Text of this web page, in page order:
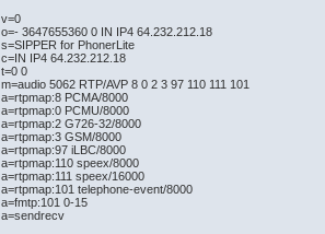
v=0
o=- 3647655360 0 IN IP4 64.232.212.18
s=SIPPER for PhonerLite
c=IN IP4 64.232.212.18
t=0 0
m=audio 5062 RTP/AVP 8 0 2 3 97 110 111 101
a=rtpmap:8 PCMA/8000
a=rtpmap:0 PCMU/8000
a=rtpmap:2 G726-32/8000
a=rtpmap:3 GSM/8000
a=rtpmap:97 iLBC/8000
a=rtpmap:110 speex/8000
a=rtpmap:111 speex/16000
a=rtpmap:101 telephone-event/8000
a=fmtp:101 0-15
a=sendrecv